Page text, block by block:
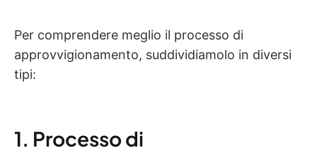
Per comprendere meglio il processo di
approvvigionamento, suddividiamolo in diversi
tipi:
1. Processo di